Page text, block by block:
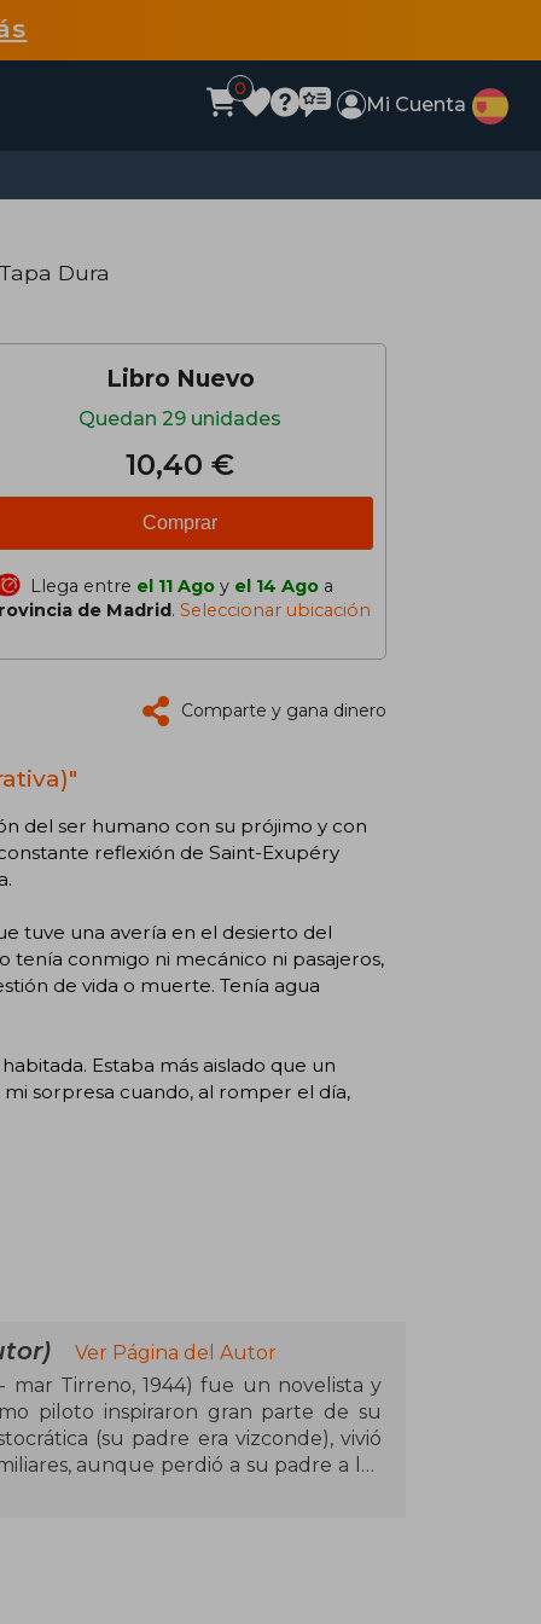
0
Mi Cuenta
Tapa Dura
Libro Nuevo
Quedan 29 unidades
10,40 €
Comprar
Llega entre el 11 Ago y el 14 Ago a
de Madrid. Seleccionar ubicación
Comparte y gana dinero
del ser humano con su prójimo y con
reflexión de Saint-Exupéry
tuve una avería en el desierto del
tenía conmigo ni mecánico ni pasajeros,
de vida o muerte. Tenía agua
Estaba más aislado que un
sorpresa cuando, al romper el día,
Ver Página del Autor
mar Tirreno, 1944) fue un novelista y
piloto inspiraron gran parte de su
(su padre era vizconde), vivió
aunque perdió a su padre a los
y sensible, ejerció una profunda